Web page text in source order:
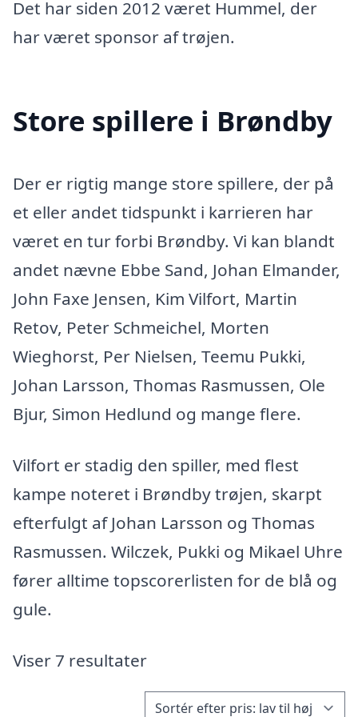
Det har siden 2012 været Hummel, der
har været sponsor af trøjen.
Store spillere i Brøndby
Der er rigtig mange store spillere, der på
et eller andet tidspunkt i karrieren har
været en tur forbi Brøndby. Vi kan blandt
andet nævne Ebbe Sand, Johan Elmander,
John Faxe Jensen, Kim Vilfort, Martin
Retov, Peter Schmeichel, Morten
Wieghorst, Per Nielsen, Teemu Pukki,
Johan Larsson, Thomas Rasmussen, Ole
Bjur, Simon Hedlund og mange flere.
Vilfort er stadig den spiller, med flest
kampe noteret i Brøndby trøjen, skarpt
efterfulgt af Johan Larsson og Thomas
Rasmussen. Wilczek, Pukki og Mikael Uhre
fører alltime topscorerlisten for de blå og
gule.
Viser 7 resultater